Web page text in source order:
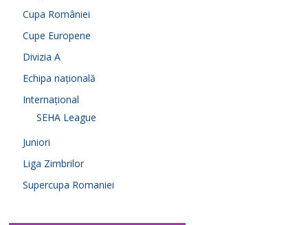
Cupa României
Cupe Europene
Divizia A
Echipa națională
Internațional
SEHA League
Juniori
Liga Zimbrilor
Supercupa Romaniei